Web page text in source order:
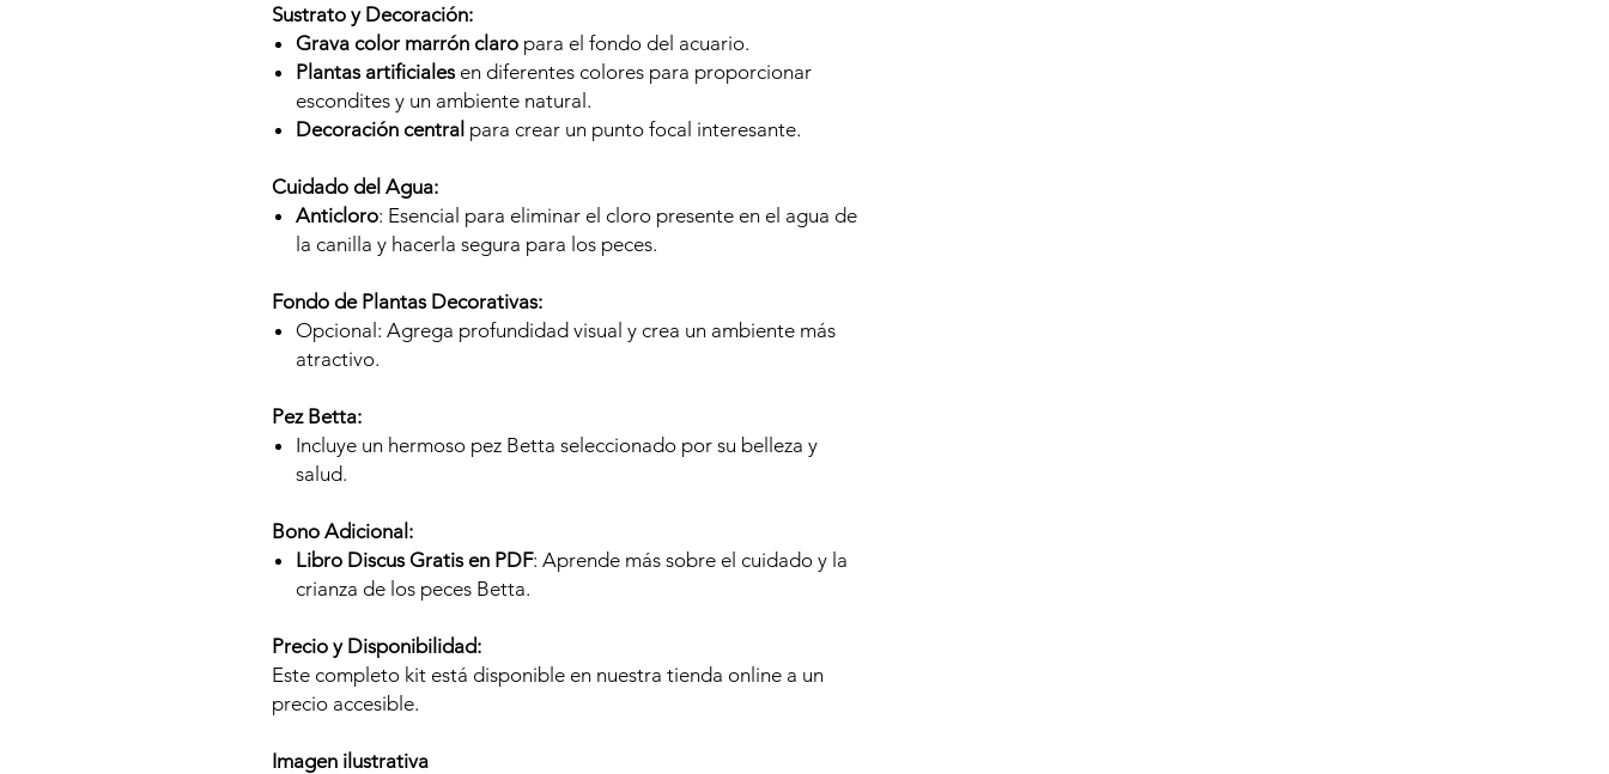
Sustrato y Decoración:
Grava color marrón claro para el fondo del acuario.
Plantas artificialesen diferentes colores para proporcionar
escondites y un ambiente natural.
Decoración central para crear un punto focal interesante.
Cuidado del Agua:
Anticloro: Esencial para eliminar el cloro presente en el agua de
la canilla y hacerla segura para los peces.
Fondo de Plantas Decorativas:
Opcional: Agrega profundidad visual y crea un ambiente más
atractivo.
Pez Betta:
Incluye un hermoso pez Betta seleccionado por su belleza y
salud.
Bono Adicional:
Libro Discus Gratis en PDF: Aprende más sobre el cuidado y la
crianza de los peces Betta.
Precio y Disponibilidad:
Este completo kit está disponible en nuestra tienda online a un
precio accesible.
Imagen ilustrativa